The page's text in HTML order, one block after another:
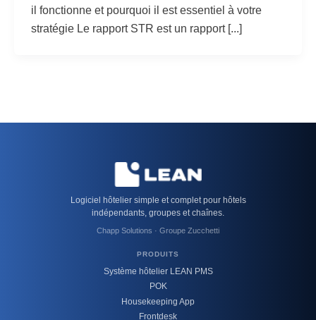
il fonctionne et pourquoi il est essentiel à votre
stratégie Le rapport STR est un rapport [...]
Logiciel hôtelier simple et complet pour hôtels
indépendants, groupes et chaînes.
Chapp Solutions · Groupe Zucchetti
PRODUITS
Système hôtelier LEAN PMS
POK
Housekeeping App
Frontdesk